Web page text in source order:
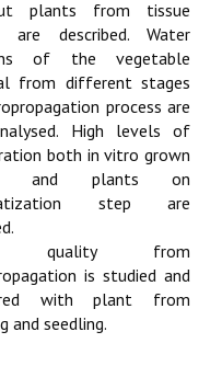
plants from tissue
are described. Water
of the vegetable
from different stages
process are
High levels of
both in vitro grown
and plants on
step are
quality from
is studied and
with plant from
and seedling.